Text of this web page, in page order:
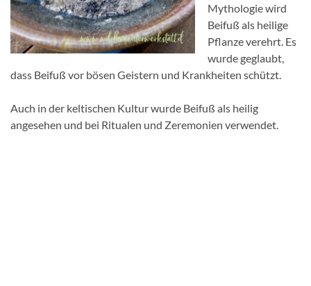
Mythologie wird
Beifuß als heilige
Pflanze verehrt. Es
wurde geglaubt,
dass Beifuß vor bösen Geistern und Krankheiten schützt.
Auch in der keltischen Kultur wurde Beifuß als heilig
angesehen und bei Ritualen und Zeremonien verwendet.